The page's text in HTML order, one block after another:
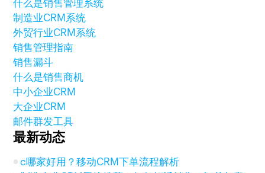
什么是销售管理系统
制造业CRM系统
外贸行业CRM系统
销售管理指南
销售漏斗
什么是销售商机
中小企业CRM
大企业CRM
邮件群发工具
最新动态
c哪家好用？移动CRM下单流程解析